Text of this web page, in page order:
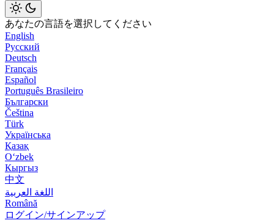
あなたの言語を選択してください
English
Русский
Deutsch
Français
Español
Português Brasileiro
Български
Čeština
Türk
Українська
Қазақ
Оʻzbek
Кыргыз
中文
اللغة العربية
Română
ログイン/サインアップ